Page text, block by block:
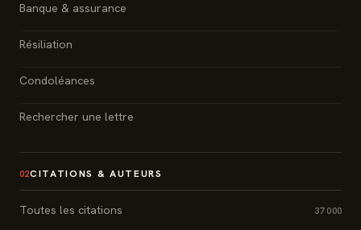
Banque & assurance
Résiliation
Condoléances
Rechercher une lettre
02CITATIONS & AUTEURS
Toutes les citations 37 000